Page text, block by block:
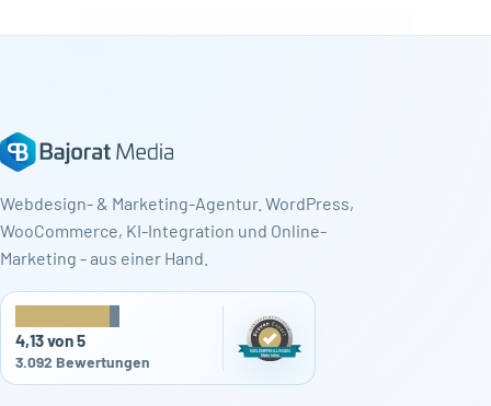
Webdesign- & Marketing-Agentur. WordPress,
WooCommerce, KI-Integration und Online-
Marketing - aus einer Hand.
4,13 von 5
3.092 Bewertungen